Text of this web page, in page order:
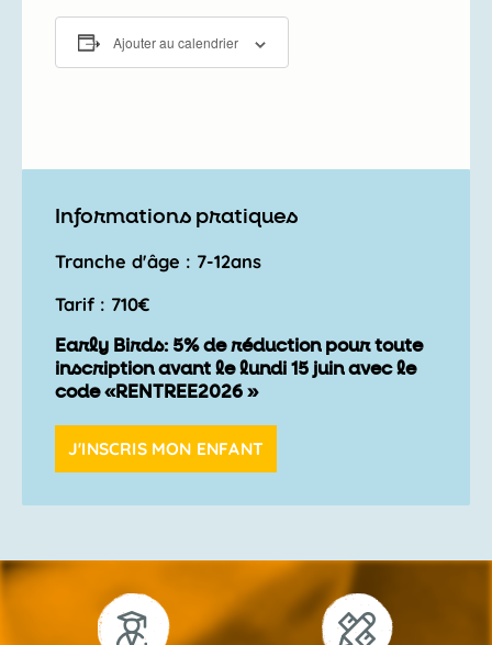
Ajouter au calendrier
Informations pratiques
Tranche d'âge : 7-12ans
Tarif : 710€
Early Birds: 5% de réduction pour toute
inscription avant le lundi 15 juin avec le
code «RENTREE2026 »
J'INSCRIS MON ENFANT